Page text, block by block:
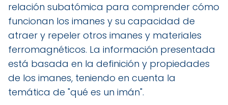
relación subatómica para comprender cómo
funcionan los imanes y su capacidad de
atraer y repeler otros imanes y materiales
ferromagnéticos. La información presentada
está basada en la definición y propiedades
de los imanes, teniendo en cuenta la
temática de "qué es un imán".